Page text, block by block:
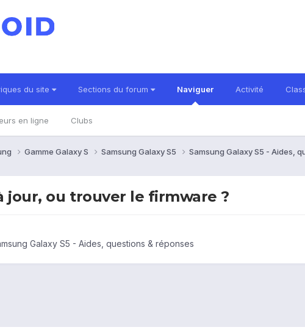
du site Sections du forum Naviguer
en ligne Clubs
Activité
Gamme Galaxy S Samsung Galaxy S5 Samsung Galaxy S5 - Aides,
jour, ou trouver le firmware ?
Galaxy S5 - Aides, questions & réponses